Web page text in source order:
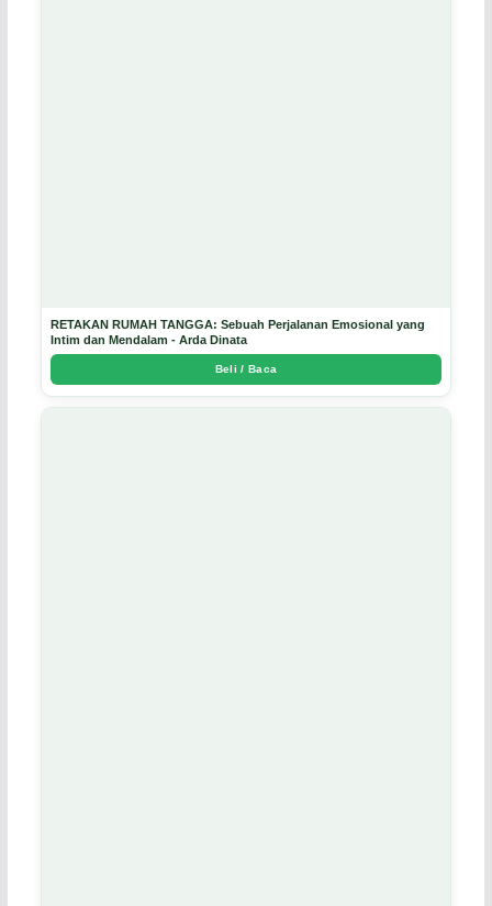
RETAKAN RUMAH TANGGA: Sebuah Perjalanan Emosional yang
Intim dan Mendalam - Arda Dinata
Beli / Baca